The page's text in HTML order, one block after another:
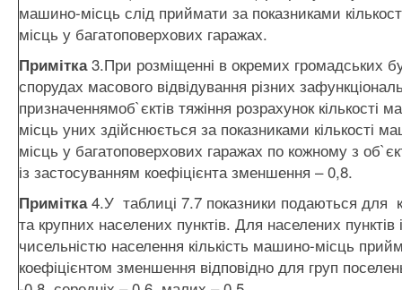
машино-місць слід приймати за показниками
місць у багатоповерхових гаражах.
Примітка3.При розміщенні в окремих громадських
спорудах масового відвідування різних
призначеннямоб`єктів тяжіння розрахунок кількості
місць уних здійснюється за показниками кількості
місць у багатоповерхових гаражах по кожному з
із застосуванням коефіцієнта зменшення – 0,8.
Примітка4.У таблиці 7.7 показники подаються для
та крупних населених пунктів. Для населених
чисельністю населення кількість машино-місць
коефіцієнтом зменшення відповідно для груп